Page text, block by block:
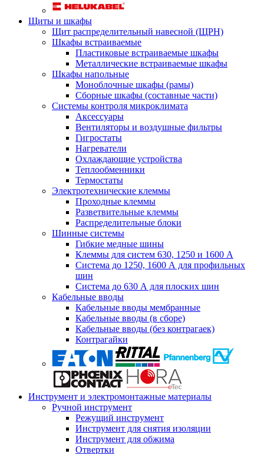
Щиты и шкафы
Щит распределительный навесной (ЩРН)
Шкафы встраиваемые
Пластиковые встраиваемые шкафы
Металлические встраиваемые шкафы
Шкафы напольные
Моноблочные шкафы (рамы)
Сборные шкафы (составные части)
Системы контроля микроклимата
Аксессуары
Вентиляторы и воздушные фильтры
Гигростаты
Нагреватели
Охлаждающие устройства
Теплообменники
Термостаты
Электротехнические клеммы
Проходные клеммы
Разветвительные клеммы
Распределительные блоки
Шинные системы
Гибкие медные шины
Клеммы для систем 630, 1250 и 1600 А
Система до 1250, 1600 А для профильных
шин
Система до 630 А для плоских шин
Кабельные вводы
Кабельные вводы мембранные
Кабельные вводы (в сборе)
Кабельные вводы (без контрагаек)
Контрагайки
Инструмент и электромонтажные материалы
Ручной инструмент
Режущий инструмент
Инструмент для снятия изоляции
Инструмент для обжима
Отвертки